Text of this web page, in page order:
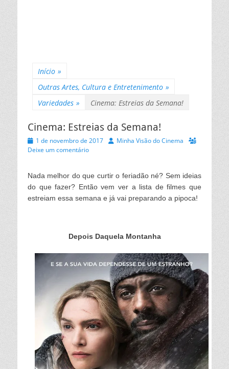
Início »
Outras Artes, Cultura e Entretenimento »
Variedades » Cinema: Estreias da Semana!
Cinema: Estreias da Semana!
Posted
on
1 de novembro de 2017 AutorMinha Visão do Cinema
Deixe um comentário
Nada melhor do que curtir o feriadão né? Sem ideias
do que fazer? Então vem ver a lista de filmes que
estreiam essa semana e já vai preparando a pipoca!
Depois Daquela Montanha